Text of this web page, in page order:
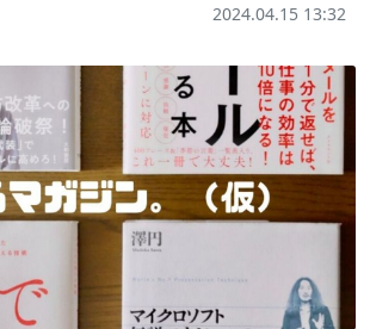
2024.04.15 13:32